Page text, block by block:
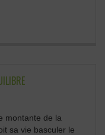
montante de la
sa vie basculer le